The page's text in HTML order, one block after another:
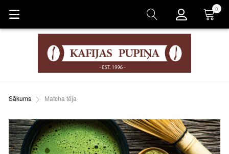
Grozs
0
Sākums Matcha tēja